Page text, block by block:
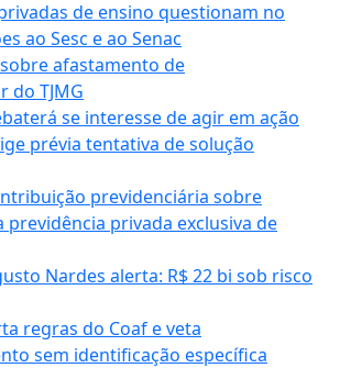
de ensino questionam no
ao Sesc e ao Senac
afastamento de
do TJMG
se interesse de agir em ação
prévia tentativa de solução
previdenciária sobre
previdência privada exclusiva de
Nardes alerta: R$ 22 bi sob risco
regras do Coaf e veta
sem identificação específica